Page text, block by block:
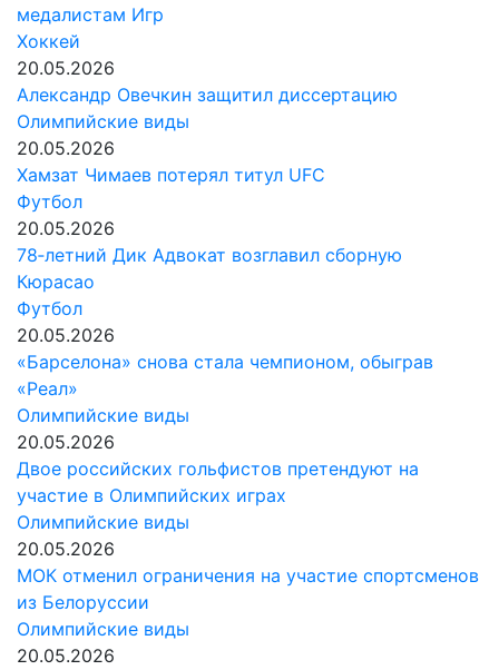
медалистам Игр
Хоккей
20.05.2026
Александр Овечкин защитил диссертацию
Олимпийские виды
20.05.2026
Хамзат Чимаев потерял титул UFC
Футбол
20.05.2026
78‑летний Дик Адвокат возглавил сборную
Кюрасао
Футбол
20.05.2026
«Барселона» снова стала чемпионом, обыграв
«Реал»
Олимпийские виды
20.05.2026
Двое российских гольфистов претендуют на
участие в Олимпийских играх
Олимпийские виды
20.05.2026
МОК отменил ограничения на участие спортсменов
из Белоруссии
Олимпийские виды
20.05.2026